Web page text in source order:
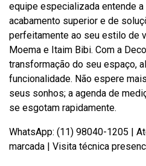
equipe especializada entende
acabamento superior e de
perfeitamente ao seu estilo de
Moema e Itaim Bibi. Com a
transformação do seu espaço,
funcionalidade. Não espere
seus sonhos; a agenda de
se esgotam rapidamente.
WhatsApp: (11) 98040-1205 |
marcada | Visita técnica